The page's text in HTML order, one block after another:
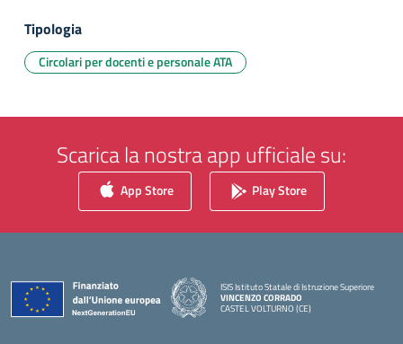
Tipologia
Circolari per docenti e personale ATA
Scarica la nostra app ufficiale su:
App Store Play Store
ISIS Istituto Statale di Istruzione Superiore
VINCENZO CORRADO
CASTEL VOLTURNO (CE)